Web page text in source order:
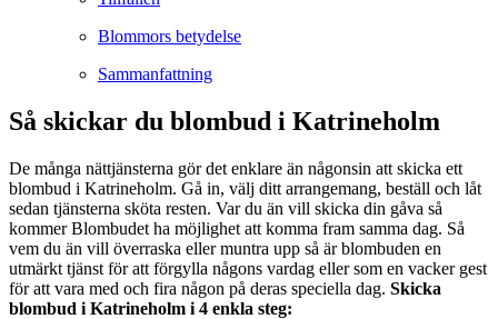
Blommors betydelse
Sammanfattning
Så skickar du blombud i Katrineholm
De många nättjänsterna gör det enklare än någonsin att skicka ett
blombud i Katrineholm. Gå in, välj ditt arrangemang, beställ och låt
sedan tjänsterna sköta resten. Var du än vill skicka din gåva så
kommer Blombudet ha möjlighet att komma fram samma dag. Så
vem du än vill överraska eller muntra upp så är blombuden en
utmärkt tjänst för att förgylla någons vardag eller som en vacker gest
för att vara med och fira någon på deras speciella dag. Skicka
blombud i Katrineholm i 4 enkla steg: